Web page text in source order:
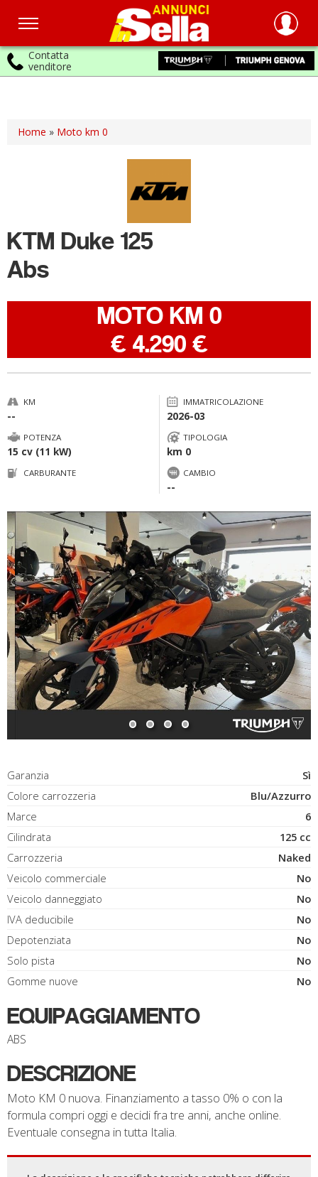
principale
Home » Moto km 0
KTM Duke 125
Abs
MOTO KM 0
€ 4.290 €
KM
--
IMMATRICOLAZIONE
2026-03
POTENZA
15 cv (11 kW)
TIPOLOGIA
km 0
CARBURANTE CAMBIO
--
Garanzia
Sì
Colore carrozzeria
Blu/Azzurro
Marce
6
Cilindrata
125 cc
Carrozzeria
Naked
Veicolo commerciale
No
Veicolo danneggiato
No
IVA deducibile
No
Depotenziata
No
Solo pista
No
Gomme nuove
No
EQUIPAGGIAMENTO
ABS
DESCRIZIONE
Moto KM 0 nuova. Finanziamento a tasso 0% o con la
formula compri oggi e decidi fra tre anni, anche online.
Eventuale consegna in tutta Italia.
Contatta
venditore